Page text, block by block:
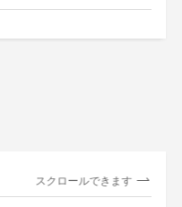
スクロールできます